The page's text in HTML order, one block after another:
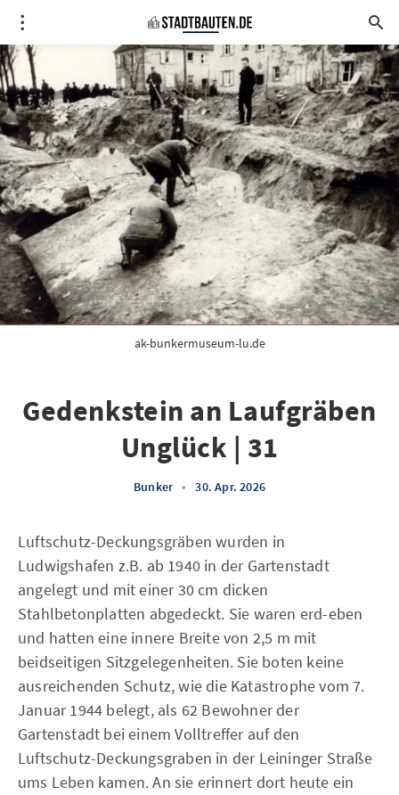
ak-bunkermuseum-lu.de
Gedenkstein an Laufgräben
Unglück | 31
Bunker • 30. Apr. 2026
Luftschutz-Deckungsgräben wurden in
Ludwigshafen z.B. ab 1940 in der Gartenstadt
angelegt und mit einer 30 cm dicken
Stahlbetonplatten abgedeckt. Sie waren erd-eben
und hatten eine innere Breite von 2,5 m mit
beidseitigen Sitzgelegenheiten. Sie boten keine
ausreichenden Schutz, wie die Katastrophe vom 7.
Januar 1944 belegt, als 62 Bewohner der
Gartenstadt bei einem Volltreffer auf den
Luftschutz-Deckungsgraben in der Leininger Straße
ums Leben kamen. An sie erinnert dort heute ein